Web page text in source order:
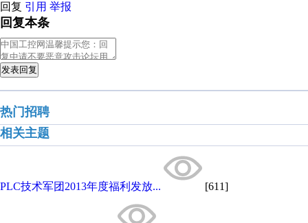
回复 引用 举报
回复本条
发表回复
热门招聘
相关主题
PLC技术军团2013年度福利发放... [611]